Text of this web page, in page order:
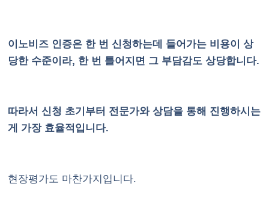
이노비즈 인증은 한 번 신청하는데 들어가는 비용이 상
당한 수준이라, 한 번 틀어지면 그 부담감도 상당합니다.
따라서 신청 초기부터 전문가와 상담을 통해 진행하시는
게 가장 효율적입니다.
현장평가도 마찬가지입니다.